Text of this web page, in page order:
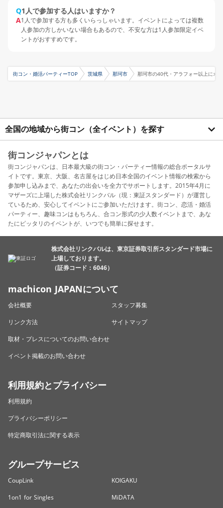
Q1人で参加する人はいますか？
A1人で参加する方も多くいらっしゃいます。イベントによっては複数
人参加の方しかいない場合もあるので、不安な方は1人参加限定イベ
ントがおすすめです。
街コン・婚活パーティーTOP 茨城県 那珂市 那珂市の40代・アラフォー以上にオ
全国の地域から街コン（全イベント）を探す
街コンジャパンとは
街コンジャパンは、日本最大級の街コン・パーティー情報の総合ポータルサ
イトです。東京、大阪、名古屋をはじめ日本全国のイベント情報の検索から
参加申し込みまで、あなたの出会いを全力でサポートします。2015年4月に
マザーズに上場した株式会社リンクバル（現：東証スタンダード）が運営し
ているため、安心してイベントにご参加いただけます。街コン、恋活・婚活
パーティー、趣味コンはもちろん、合コン形式の少人数イベントまで、あな
たにピッタリのイベントが、いつでも簡単に探せます。
株式会社リンクバルは、東京証券取引所スタンダード市場に
上場しております。
（証券コード：6046）
machicon JAPANについて
会社概要
スタッフ募集
リンク方法
サイトマップ
取材・プレスについてのお問い合わせ
イベント掲載のお問い合わせ
利用規約とプライバシー
利用規約
プライバシーポリシー
特定商取引法に関する表示
グループサービス
CoupLink
KOIGAKU
1on1 for Singles
MiDATA